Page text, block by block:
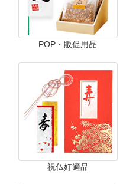
POP・販促用品
祝仏好適品